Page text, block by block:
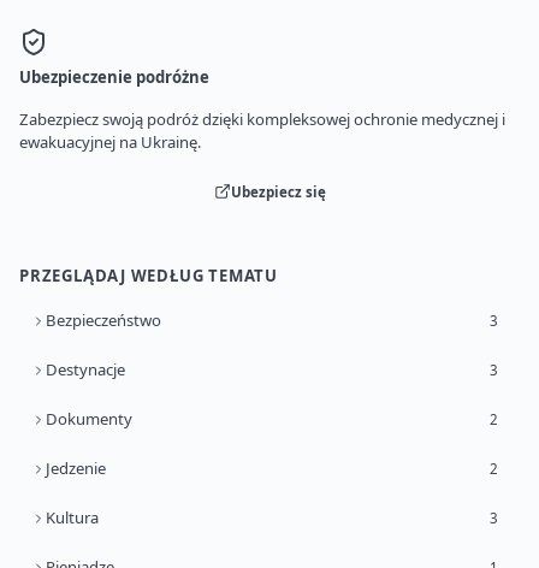
Ubezpieczenie podróżne
Zabezpiecz swoją podróż dzięki kompleksowej ochronie medycznej i
ewakuacyjnej na Ukrainę.
Ubezpiecz się
PRZEGLĄDAJ WEDŁUG TEMATU
Bezpieczeństwo 3
Destynacje 3
Dokumenty 2
Jedzenie 2
Kultura 3